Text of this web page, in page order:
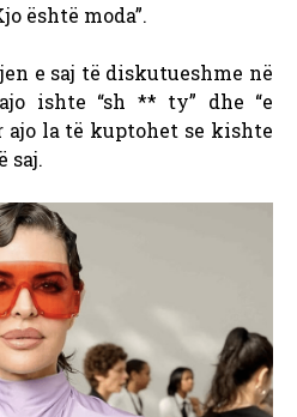
është moda”.
e saj të diskutueshme në
ishte “sh ** ty” dhe “e
ajo la të kuptohet se kishte
saj.